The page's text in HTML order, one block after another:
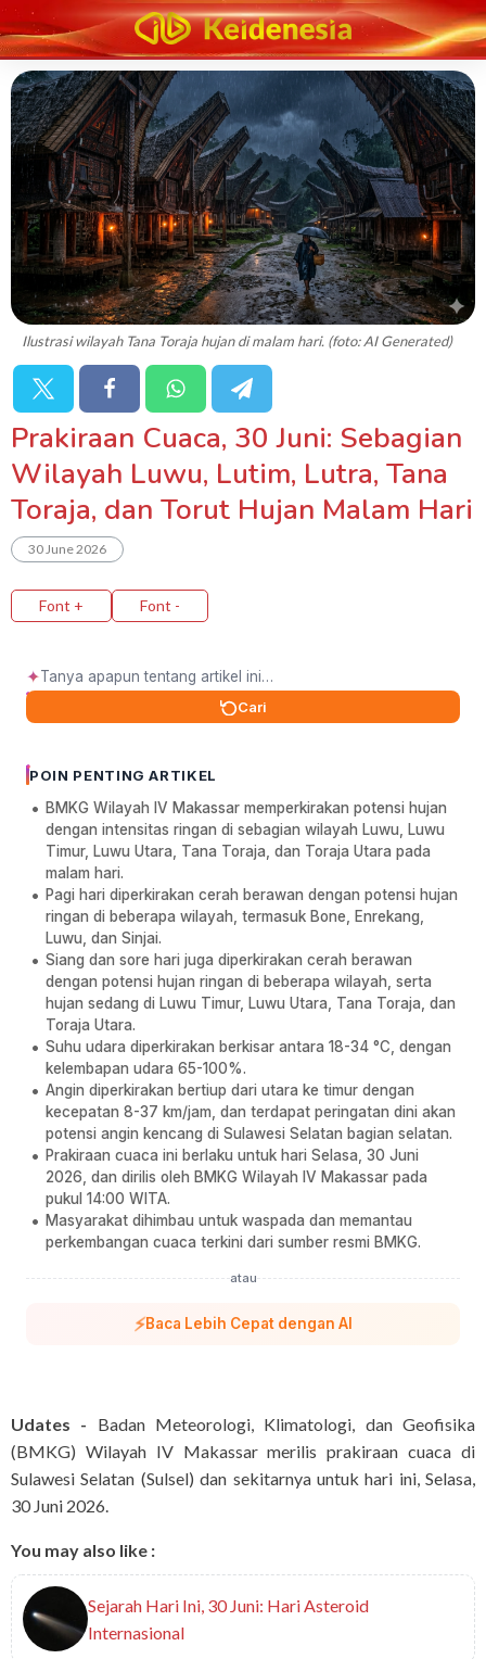
Ilustrasi wilayah Tana Toraja hujan di malam hari. (foto: AI Generated)
Prakiraan Cuaca, 30 Juni: Sebagian
Wilayah Luwu, Lutim, Lutra, Tana
Toraja, dan Torut Hujan Malam Hari
30 June 2026
Font + Font -
✦
Cari
POIN PENTING ARTIKEL
BMKG Wilayah IV Makassar memperkirakan potensi hujan
dengan intensitas ringan di sebagian wilayah Luwu, Luwu
Timur, Luwu Utara, Tana Toraja, dan Toraja Utara pada
malam hari.
Pagi hari diperkirakan cerah berawan dengan potensi hujan
ringan di beberapa wilayah, termasuk Bone, Enrekang,
Luwu, dan Sinjai.
Siang dan sore hari juga diperkirakan cerah berawan
dengan potensi hujan ringan di beberapa wilayah, serta
hujan sedang di Luwu Timur, Luwu Utara, Tana Toraja, dan
Toraja Utara.
Suhu udara diperkirakan berkisar antara 18-34 °C, dengan
kelembapan udara 65-100%.
Angin diperkirakan bertiup dari utara ke timur dengan
kecepatan 8-37 km/jam, dan terdapat peringatan dini akan
potensi angin kencang di Sulawesi Selatan bagian selatan.
Prakiraan cuaca ini berlaku untuk hari Selasa, 30 Juni
2026, dan dirilis oleh BMKG Wilayah IV Makassar pada
pukul 14:00 WITA.
Masyarakat dihimbau untuk waspada dan memantau
perkembangan cuaca terkini dari sumber resmi BMKG.
atau
⚡Baca Lebih Cepat dengan AI
Udates - Badan Meteorologi, Klimatologi, dan Geofisika
(BMKG) Wilayah IV Makassar merilis prakiraan cuaca di
Sulawesi Selatan (Sulsel) dan sekitarnya untuk hari ini, Selasa,
30 Juni 2026.
You may also like :
Sejarah Hari Ini, 30 Juni: Hari Asteroid
Internasional